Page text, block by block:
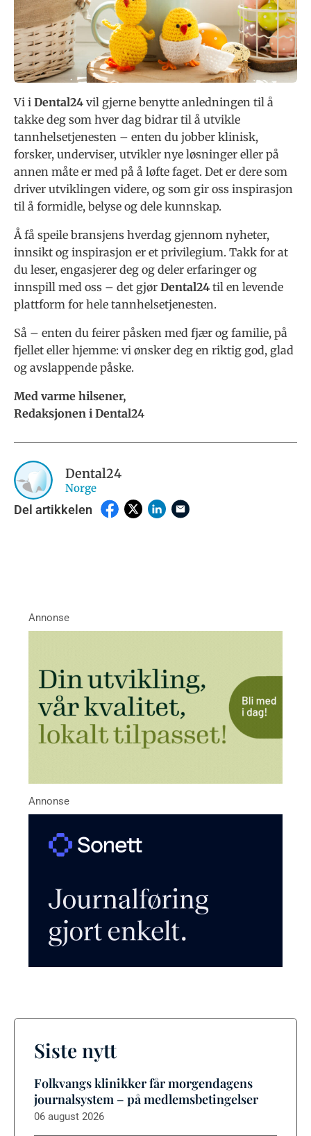
Vi i Dental24 vil gjerne benytte anledningen til å
takke deg som hver dag bidrar til å utvikle
tannhelsetjenesten – enten du jobber klinisk,
forsker, underviser, utvikler nye løsninger eller på
annen måte er med på å løfte faget. Det er dere som
driver utviklingen videre, og som gir oss inspirasjon
til å formidle, belyse og dele kunnskap.
Å få speile bransjens hverdag gjennom nyheter,
innsikt og inspirasjon er et privilegium. Takk for at
du leser, engasjerer deg og deler erfaringer og
innspill med oss – det gjør Dental24 til en levende
plattform for hele tannhelsetjenesten.
Så – enten du feirer påsken med fjær og familie, på
fjellet eller hjemme: vi ønsker deg en riktig god, glad
og avslappende påske.
Med varme hilsener,
Redaksjonen i Dental24
Dental24
Norge
Del artikkelen
Siste nytt
Folkvangs klinikker får morgendagens
journalsystem – på medlemsbetingelser
06 august 2026